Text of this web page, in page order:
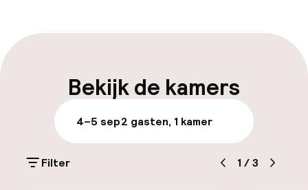
Express check-out mogelijk
Bagageruimte
Parkeren & mobiliteit
Bekijk de kamers
4–5 sep2 gasten, 1 kamer
Filter 1 /3